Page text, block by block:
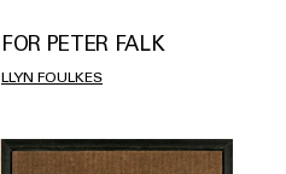
FOR PETER FALK
LLYN FOULKES